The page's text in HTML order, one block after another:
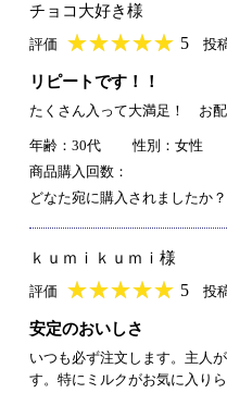
チョコ大好き様
評価 ★★★★★
★★★★★ 5 投
リピートです！！
たくさん入って大満足！ お
年齢：30代
性別：女性
商品購入回数：
どなた宛に購入されましたか
ｋｕｍｉｋｕｍｉ様
評価 ★★★★★
★★★★★ 5 投
安定のおいしさ
いつも必ず注文します。主人
す。特にミルクがお気に入り